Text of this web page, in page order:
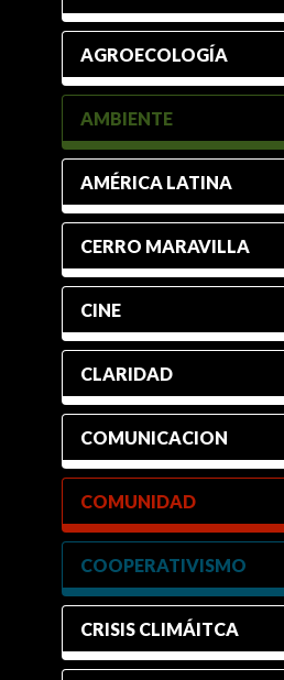
AGROECOLOGÍA
AMBIENTE
AMÉRICA LATINA
CERRO MARAVILLA
CINE
CLARIDAD
COMUNICACION
COMUNIDAD
COOPERATIVISMO
CRISIS CLIMÁITCA